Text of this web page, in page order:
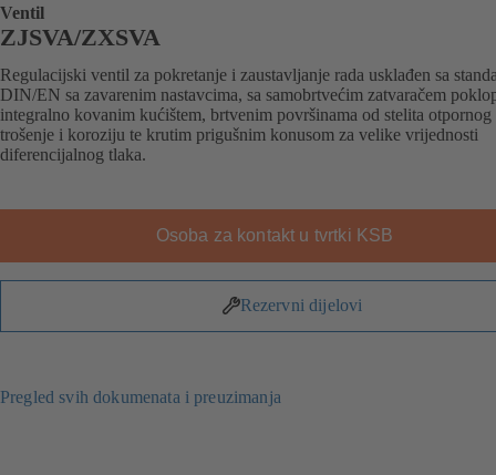
Ventil
ZJSVA/ZXSVA
Regulacijski ventil za pokretanje i zaustavljanje rada usklađen sa
DIN/EN sa zavarenim nastavcima, sa samobrtvećim zatvaračem
integralno kovanim kućištem, brtvenim površinama od stelita otpornog
trošenje i koroziju te krutim prigušnim konusom za velike vrijednosti
diferencijalnog tlaka.
Osoba za kontakt u tvrtki KSB
Rezervni dijelovi
Pregled svih dokumenata i preuzimanja